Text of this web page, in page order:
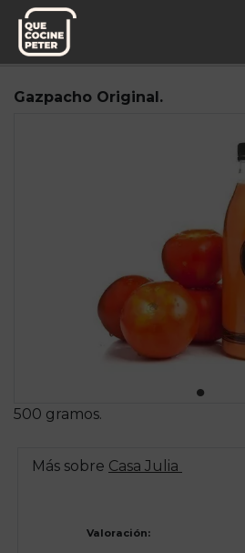
Pedido express
Gazpacho Original.
500 gramos.
Más sobre Casa Julia
Valoración: